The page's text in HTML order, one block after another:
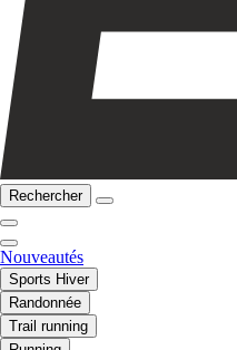
Rechercher
Nouveautés
Sports Hiver
Randonnée
Trail running